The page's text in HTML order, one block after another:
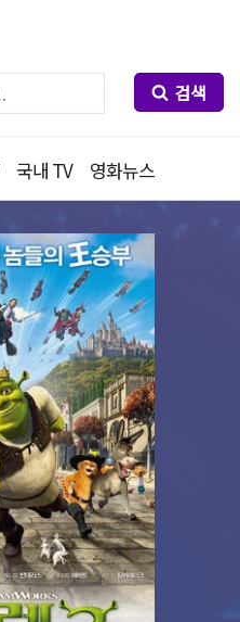
검색
국내 TV 영화뉴스